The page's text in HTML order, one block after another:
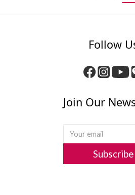
Follow
Join Our
Subscribe